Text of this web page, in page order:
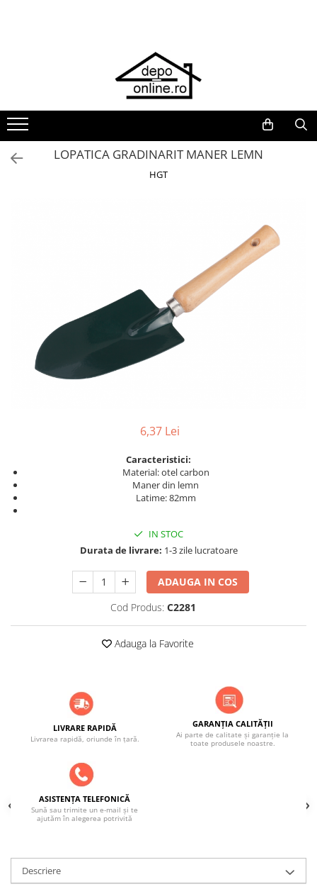
Grătare barbeque din fontă
România
Grătare tehnice din fontă România
Vase de gătit din fontă România
Grătare electrice
Grătare pe cărbuni
GRĂTARE PE GAZ
UȘI DIN FONTĂ
Uși pentru sobă și șemineu
Vase pentru gătit din aluminiu
Vase pentru gătit din fontă
Vase pentru gătit din inox
Vase pentru gătit din oțel
REDUCERI VASE DIN FONTĂ
CUPTOARE PENTRU SOBĂ
ACCESORII SOBĂ, ȘEMINEU ȘI
CĂRĂMIDĂ
ACCESORII PENTRU GATIT
polietilenă cu inele
COȘURI DE FUM
Coșuri de fum din beton
Coșuri de fum din otel
DIVERSE
INSTALAȚII
PLASE DE UMBRIRE/ ANTIGRINDINĂ
PRODUSE PENTRU GRĂDINARIT
LOPATICA GRADINARIT MANER LEMN
HGT
6,37 Lei
Caracteristici:
Material: otel carbon
Maner din lemn
Latime: 82mm
IN STOC
Durata de livrare: 1-3 zile lucratoare
ADAUGA IN COS
Cod Produs: C2281
Adauga la Favorite
LIVRARE RAPIDĂ
Livrarea rapidă, oriunde în țară.
GARANȚIA CALITĂȚII
Ai parte de calitate și garanție la
toate produsele noastre.
ASISTENȚA TELEFONICĂ
Sună sau trimite un e-mail și te
ajutăm în alegerea potrivită
Descriere